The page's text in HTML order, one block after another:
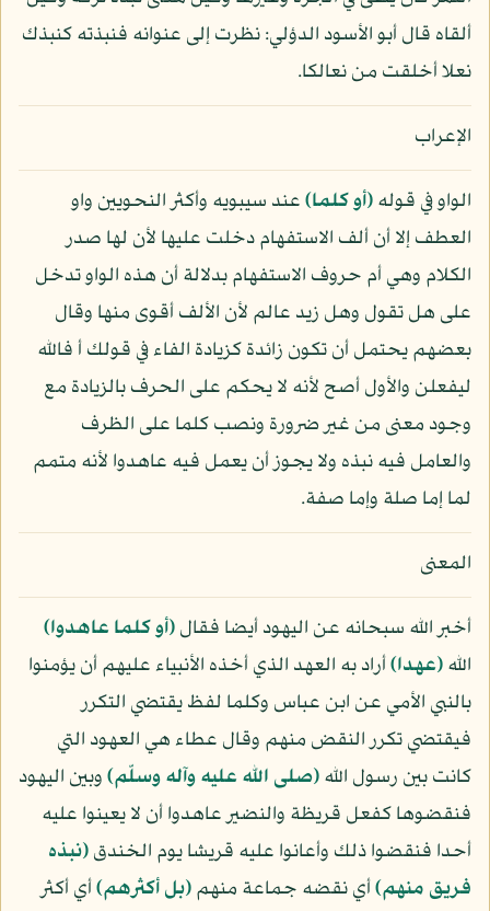
ألقاه قال أبو الأسود الدؤلي: نظرت إلى عنوانه فنبذته كنبذك
نعلا أخلقت من نعالكا.
الإعراب
الواو في قوله﴿أو كلما﴾عند سيبويه وأكثر النحويين واو
العطف إلا أن ألف الاستفهام دخلت عليها لأن لها صدر
الكلام وهي أم حروف الاستفهام بدلالة أن هذه الواو تدخل
على هل تقول وهل زيد عالم لأن الألف أقوى منها وقال
بعضهم يحتمل أن تكون زائدة كزيادة الفاء في قولك أ فالله
ليفعلن والأول أصح لأنه لا يحكم على الحرف بالزيادة مع
وجود معنى من غير ضرورة ونصب كلما على الظرف
والعامل فيه نبذه ولا يجوز أن يعمل فيه عاهدوا لأنه متمم
لما إما صلة وإما صفة.
المعنى
أخبر الله سبحانه عن اليهود أيضا فقال﴿أو كلما عاهدوا﴾
الله﴿عهدا﴾أراد به العهد الذي أخذه الأنبياء عليهم أن يؤمنوا
بالنبي الأمي عن ابن عباس وكلما لفظ يقتضي التكرر
فيقتضي تكرر النقض منهم وقال عطاء هي العهود التي
كانت بين رسول الله(صلى الله عليه وآله وسلّم)وبين اليهود
فنقضوها كفعل قريظة والنضير عاهدوا أن لا يعينوا عليه
أحدا فنقضوا ذلك وأعانوا عليه قريشا يوم الخندق﴿نبذه
فريق منهم﴾أي نقضه جماعة منهم﴿بل أكثرهم﴾أي أكثر